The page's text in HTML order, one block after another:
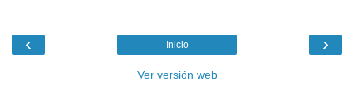
‹ ›
Inicio
Ver versión web